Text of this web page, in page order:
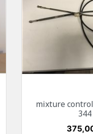
mixture
344
Preis